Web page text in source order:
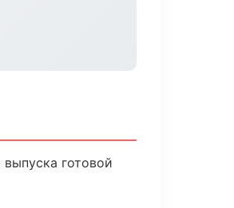
готовой